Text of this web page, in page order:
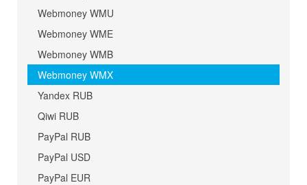
Webmoney WMU
Webmoney WME
Webmoney WMB
Webmoney WMX
Yandex RUB
Qiwi RUB
PayPal RUB
PayPal USD
PayPal EUR